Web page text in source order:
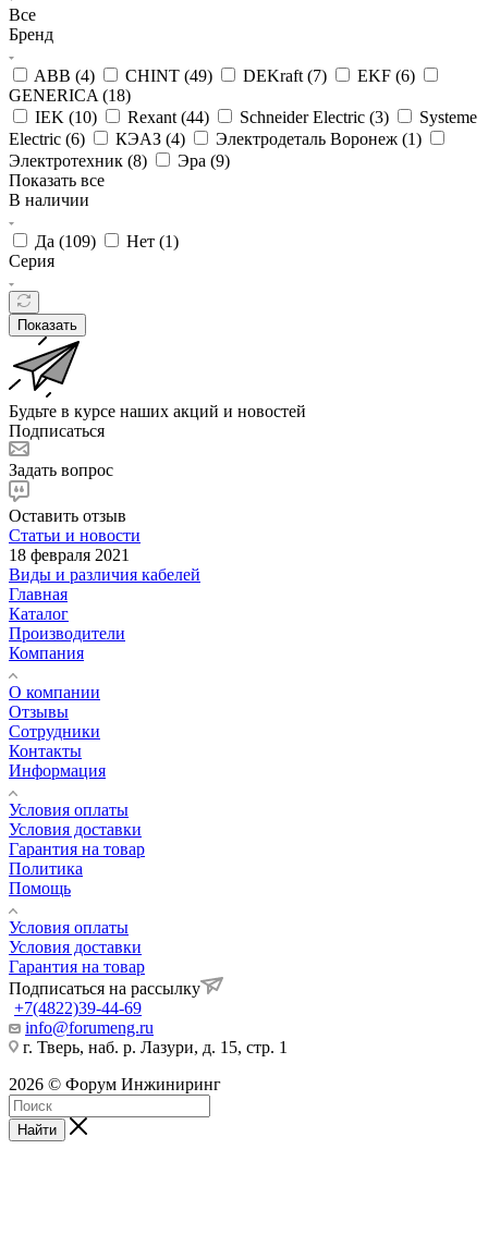
Все
Бренд
ABB (4) CHINT (49) DEKraft (7) EKF (6)
GENERICA (18)
IEK (10) Rexant (44) Schneider Electric (3)
Systeme
Electric (6) КЭАЗ (4) Электродеталь Воронеж (1)
Электротехник (8) Эра (9)
Показать все
В наличии
Да (109) Нет (1)
Серия
Показать
Будьте в курсе наших акций и новостей
Подписаться
Задать вопрос
Оставить отзыв
Статьи и новости
18 февраля 2021
Виды и различия кабелей
Главная
Каталог
Производители
Компания
О компании
Отзывы
Сотрудники
Контакты
Информация
Условия оплаты
Условия доставки
Гарантия на товар
Политика
Помощь
Условия оплаты
Условия доставки
Гарантия на товар
Подписаться на рассылку
+7(4822)39-44-69
info@forumeng.ru
г. Тверь, наб. р. Лазури, д. 15, стр. 1
2026 © Форум Инжиниринг
Найти